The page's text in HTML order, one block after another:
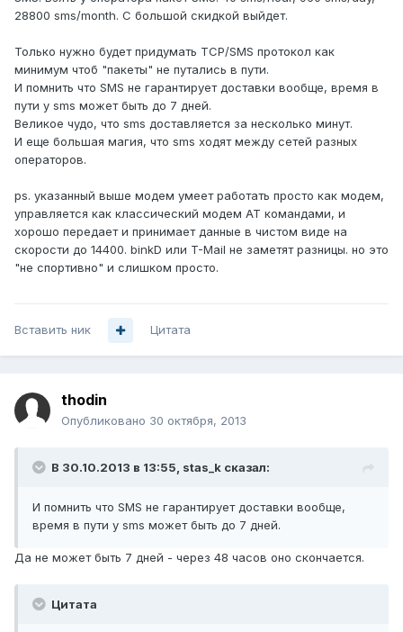
28800 sms/month. С большой скидкой выйдет.
Только нужно будет придумать TCP/SMS протокол как
минимум чтоб "пакеты" не путались в пути.
И помнить что SMS не гарантирует доставки вообще, время в
пути у sms может быть до 7 дней.
Великое чудо, что sms доставляется за несколько минут.
И еще большая магия, что sms ходят между сетей разных
операторов.
ps. указанный выше модем умеет работать просто как модем,
управляется как классический модем AT командами, и
хорошо передает и принимает данные в чистом виде на
скорости до 14400. binkD или T-Mail не заметят разницы. но это
"не спортивно" и слишком просто.
Вставить ник Цитата
thodin
Опубликовано 30 октября, 2013
В 30.10.2013 в 13:55, stas_k сказал:
И помнить что SMS не гарантирует доставки вообще,
время в пути у sms может быть до 7 дней.
Да не может быть 7 дней - через 48 часов оно скончается.
Цитата